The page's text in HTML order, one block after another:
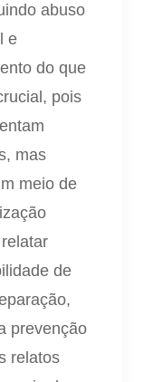
abuso
e
do que
pois
mas
meio de
de
prevenção
relatos